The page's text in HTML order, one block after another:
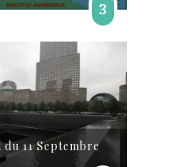
3
11 Septembre